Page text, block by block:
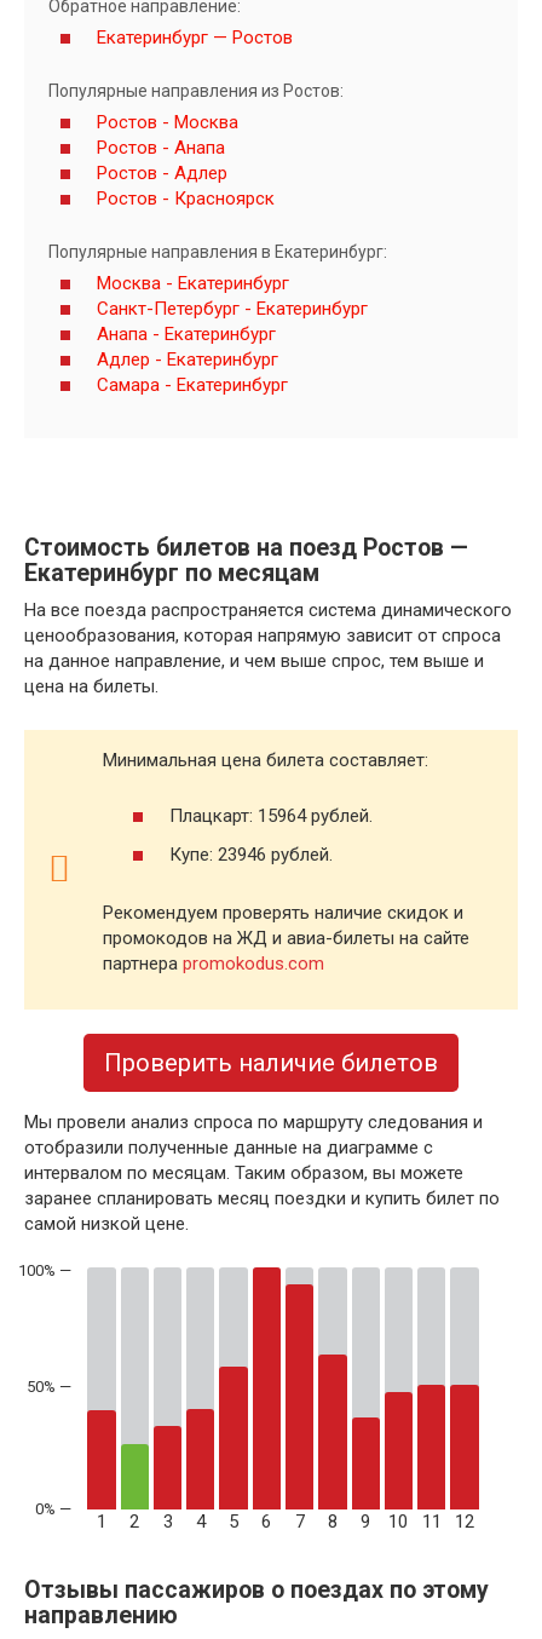
Обратное направление:
Екатеринбург — Ростов
Популярные направления из Ростов:
Ростов - Москва
Ростов - Анапа
Ростов - Адлер
Ростов - Красноярск
Популярные направления в Екатеринбург:
Москва - Екатеринбург
Санкт-Петербург - Екатеринбург
Анапа - Екатеринбург
Адлер - Екатеринбург
Самара - Екатеринбург
Стоимость билетов на поезд Ростов —
Екатеринбург по месяцам
На все поезда распространяется система динамического
ценообразования, которая напрямую зависит от спроса
на данное направление, и чем выше спрос, тем выше и
цена на билеты.
Минимальная цена билета составляет:
Плацкарт: 15964 рублей.
Купе: 23946 рублей.
Рекомендуем проверять наличие скидок и
промокодов на ЖД и авиа-билеты на сайте
партнера promokodus.com
Проверить наличие билетов
Мы провели анализ спроса по маршруту следования и
отобразили полученные данные на диаграмме с
интервалом по месяцам. Таким образом, вы можете
заранее спланировать месяц поездки и купить билет по
самой низкой цене.
50% —
1 2 3 4 5 6 7 8 9 10 11 12
Отзывы пассажиров о поездах по этому
направлению